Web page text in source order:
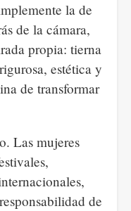
la de
de la cámara,
propia: tierna
estética y
de transformar
Las mujeres
de